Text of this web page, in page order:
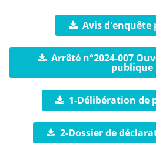
Avis d'enquête
Arrêté n°2024-007
publique
1-Délibération de
2-Dossier de